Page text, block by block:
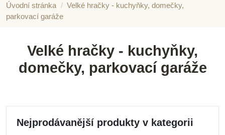
Úvodní stránka
Velké hračky - kuchyňky, domečky,
parkovací garáže
Velké hračky - kuchyňky,
domečky, parkovací garáže
Nejprodávanější produkty v kategorii